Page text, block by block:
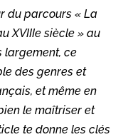
du parcours « La
XVIIIe siècle » au
largement, ce
des genres et
et même en
le maîtriser et
te donne les clés